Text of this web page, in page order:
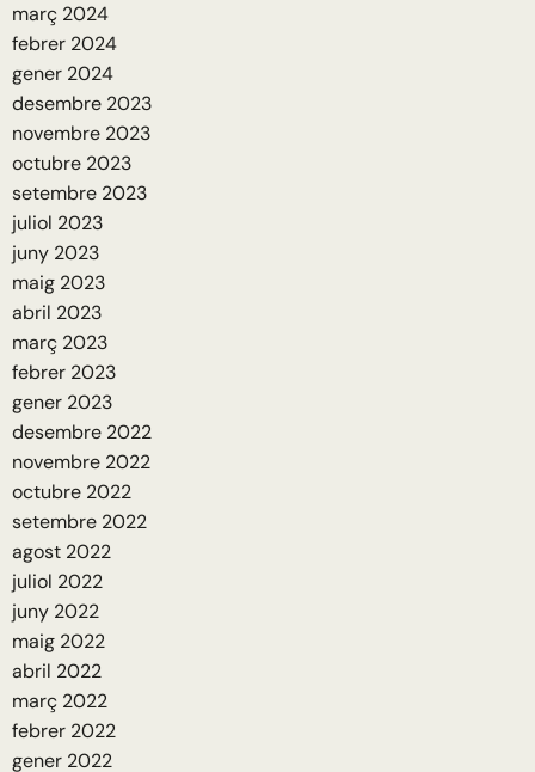
març 2024
febrer 2024
gener 2024
desembre 2023
novembre 2023
octubre 2023
setembre 2023
juliol 2023
juny 2023
maig 2023
abril 2023
març 2023
febrer 2023
gener 2023
desembre 2022
novembre 2022
octubre 2022
setembre 2022
agost 2022
juliol 2022
juny 2022
maig 2022
abril 2022
març 2022
febrer 2022
gener 2022